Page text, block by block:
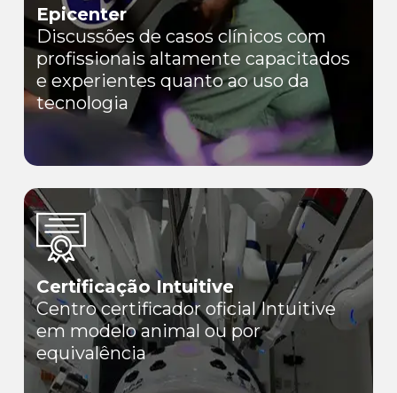
Epicenter
Discussões de casos clínicos com
profissionais altamente capacitados
e experientes quanto ao uso da
tecnologia
Certificação Intuitive
Centro certificador oficial Intuitive
em modelo animal ou por
equivalência